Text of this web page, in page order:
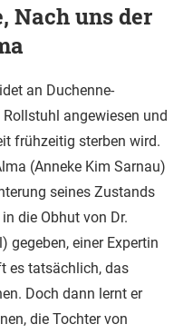
Nach uns der
an Duchenne-
angewiesen und
frühzeitig sterben wird.
(Anneke Kim Sarnau)
seines Zustands
die Obhut von Dr.
gegeben, einer Expertin
es tatsächlich, das
Doch dann lernt er
die Tochter von